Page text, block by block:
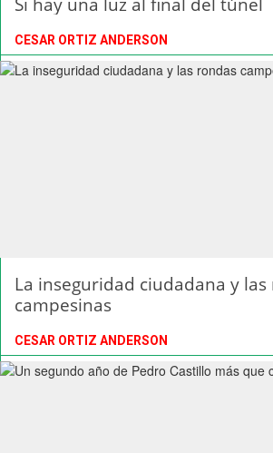
CESAR ORTIZ ANDERSON
La inseguridad ciudadana y las
campesinas
CESAR ORTIZ ANDERSON